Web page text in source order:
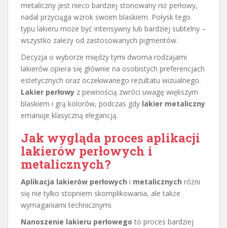
metaliczny jest nieco bardziej stonowany niż perłowy,
nadal przyciąga wzrok swoim blaskiem. Połysk tego
typu lakieru może być intensywny lub bardziej subtelny –
wszystko zależy od zastosowanych pigmentów.
Decyzja o wyborze między tymi dwoma rodzajami
lakierów opiera się głównie na osobistych preferencjach
estetycznych oraz oczekiwanego rezultatu wizualnego.
Lakier perłowy z pewnością zwróci uwagę większym
blaskiem i grą kolorów, podczas gdy lakier metaliczny
emanuje klasyczną elegancją.
Jak wygląda proces aplikacji
lakierów perłowych i
metalicznych?
Aplikacja lakierów perłowych i metalicznych różni
się nie tylko stopniem skomplikowania, ale także
wymaganiami technicznymi.
Nanoszenie lakieru perłowego to proces bardziej